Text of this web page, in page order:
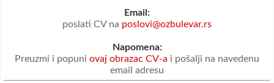
Email:
poslati CV na poslovi@ozbulevar.rs
Napomena:
Preuzmi i popuni ovaj obrazac CV-a i pošalji na navedenu
email adresu